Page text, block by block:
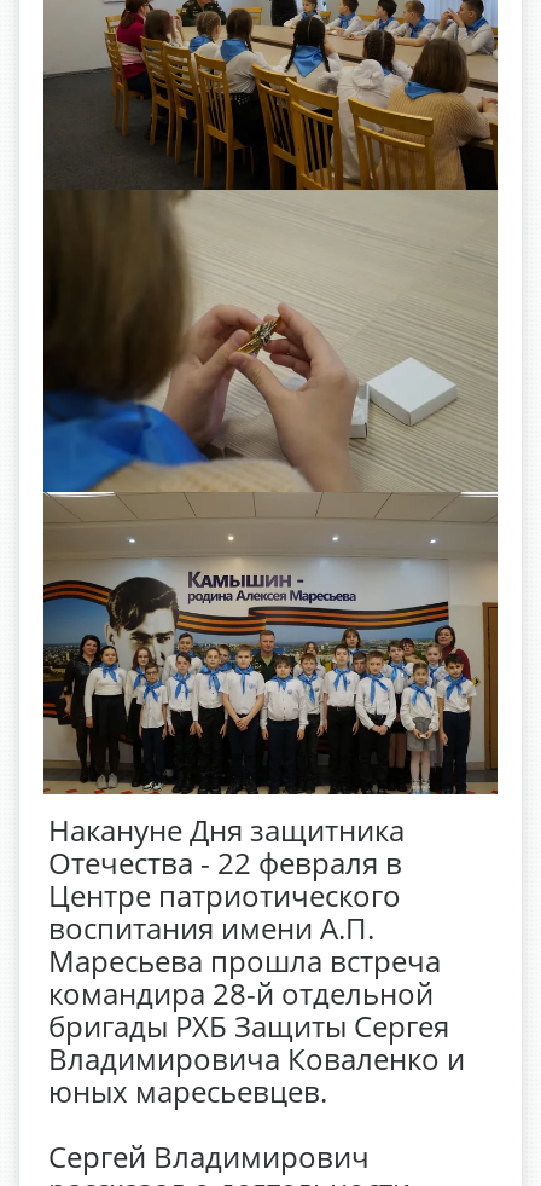
Накануне Дня защитника
Отечества - 22 февраля в
Центре патриотического
воспитания имени А.П.
Маресьева прошла встреча
командира 28-й отдельной
бригады РХБ Защиты Сергея
Владимировича Коваленко и
юных маресьевцев.
Сергей Владимирович